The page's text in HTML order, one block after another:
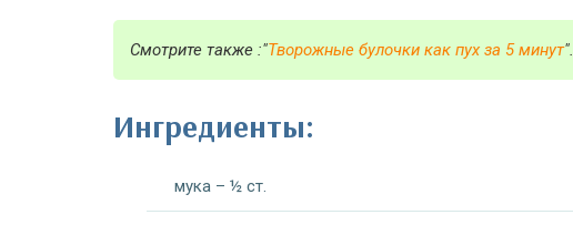
Смотрите также :"Творожные булочки как пух за 5 минут".
Ингредиенты:
мука – ½ ст.